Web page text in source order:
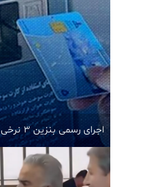
فرهنگ
ورزشی
زیست
اجرای رسمی بنزین ۳ نرخی از هم‌اکنون